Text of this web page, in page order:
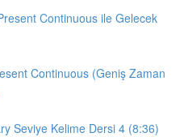
Continuous ile Gelecek
Continuous (Geniş Zaman
Seviye Kelime Dersi 4 (8:36)